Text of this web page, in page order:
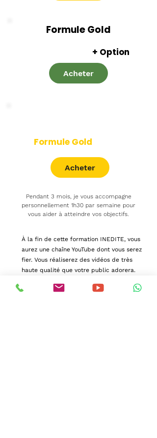
Formule Gold
+ Option
Acheter
Formule Gold
Acheter
Pendant 3 mois, je vous accompagne
personnellement 1h30 par semaine pour
vous aider à atteindre vos objectifs.
À la fin de cette formation INEDITE, vous
aurez une chaîne YouTube dont vous serez
fier. Vous réaliserez des vidéos de très
haute qualité que votre public adorera.
pour augmenter la force de votre business.